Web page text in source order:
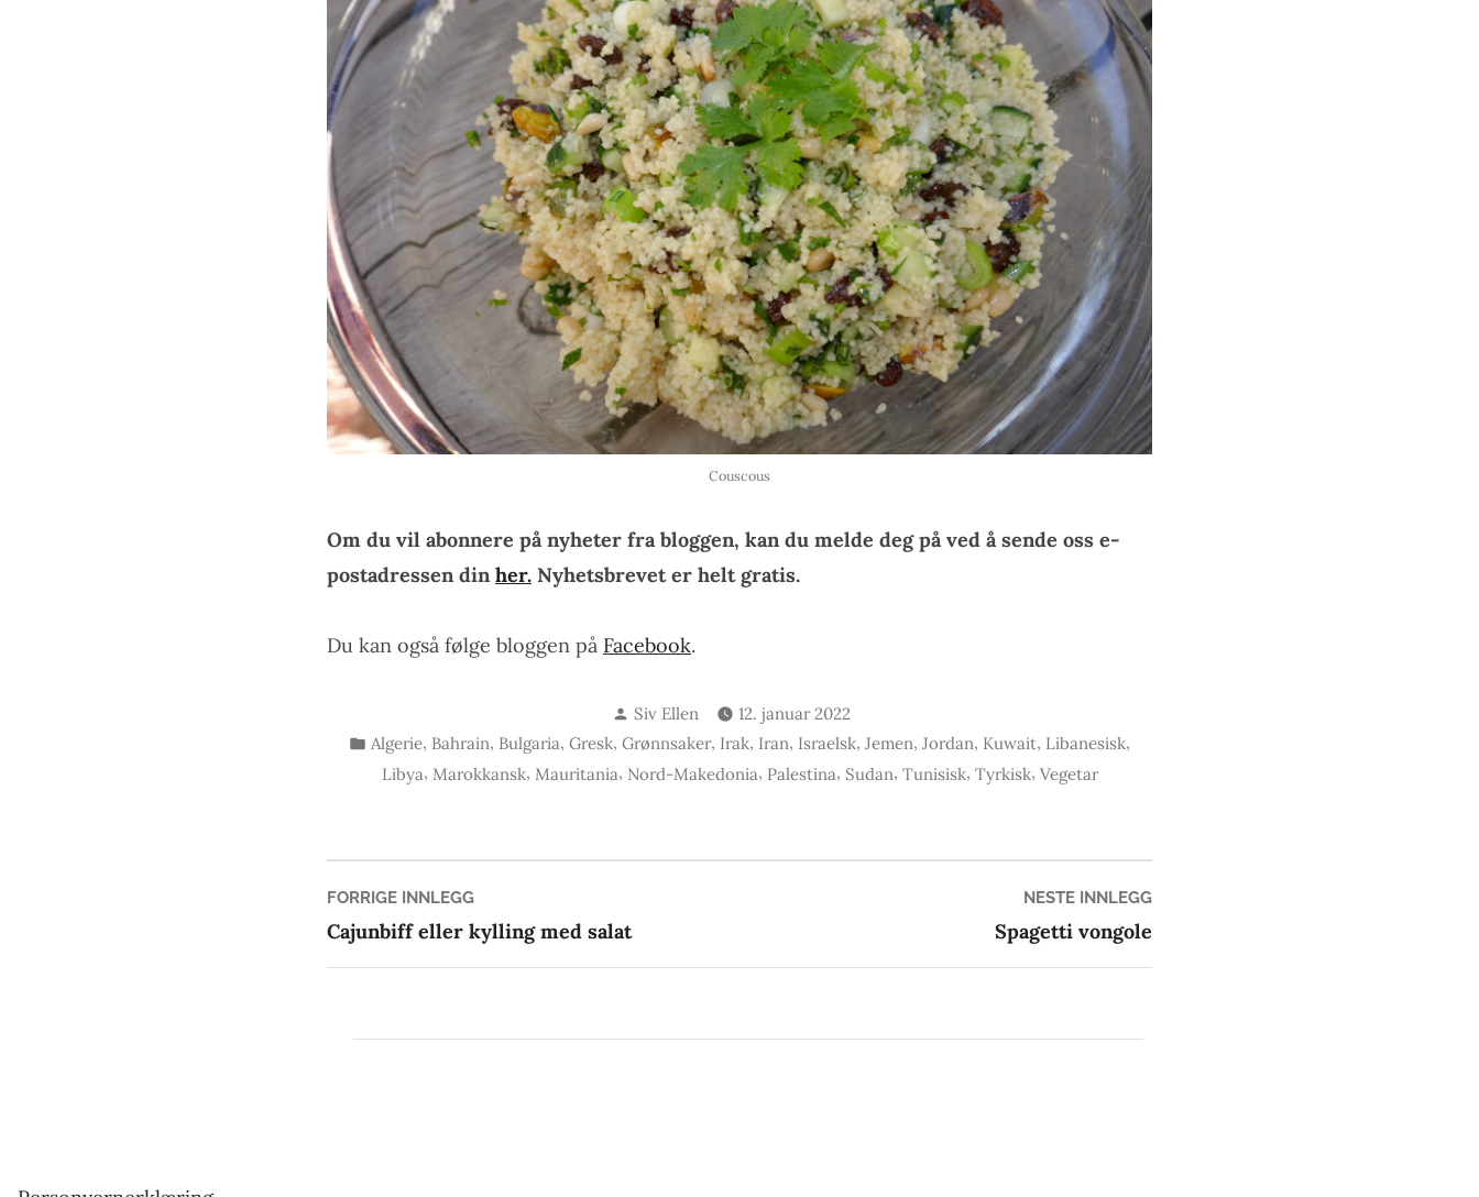
Couscous
Om du vil abonnere på nyheter fra bloggen, kan du melde deg på ved å sende oss e-
postadressen din her. Nyhetsbrevet er helt gratis.
Du kan også følge bloggen på Facebook.
Skrevet
av
Siv Ellen
12. januar 2022
Publisert
Algerie, Bahrain, Bulgaria, Gresk, Grønnsaker, Irak, Iran, Israelsk, Jemen, Jordan, Kuwait, Libanesisk,
Libya, Marokkansk, Mauritania, Nord-Makedonia, Palestina, Sudan, Tunisisk, Tyrkisk, Vegetar
Innleggsnavigasjon
FORRIGE INNLEGGForrige
innlegg:
Cajunbiff eller kylling med salat
NESTE INNLEGGNeste
Spagetti vongole